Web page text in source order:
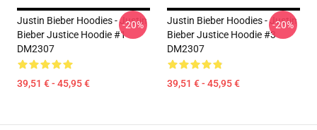
Justin Bieber Hoodies - Justin
Bieber Justice Hoodie #1
DM2307
39,51 € - 45,95 €
-20%
Justin Bieber Hoodies - Justin
Bieber Justice Hoodie #3
DM2307
39,51 € - 45,95 €
-20%